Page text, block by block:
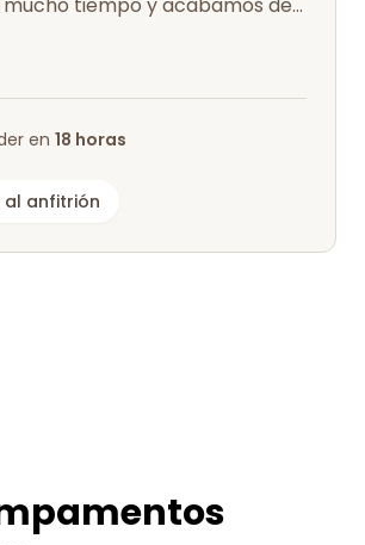
tiempo y acabamos de
en 18 horas
anfitrión